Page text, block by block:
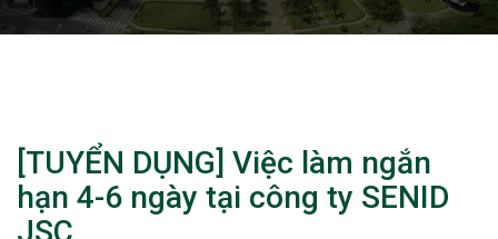
[TUYỂN DỤNG] Việc làm ngắn
hạn 4-6 ngày tại công ty SENID